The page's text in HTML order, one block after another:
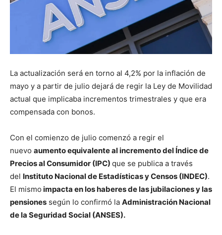
La actualización será en torno al 4,2% por la inflación de
mayo y a partir de julio dejará de regir la Ley de Movilidad
actual que implicaba incrementos trimestrales y que era
compensada con bonos.
Con el comienzo de julio comenzó a regir el
nuevo aumento equivalente al incremento del Índice de
Precios al Consumidor (IPC) que se publica a través
del Instituto Nacional de Estadísticas y Censos (INDEC).
El mismo impacta en los haberes de las jubilaciones y las
pensiones según lo confirmó la Administración Nacional
de la Seguridad Social (ANSES).